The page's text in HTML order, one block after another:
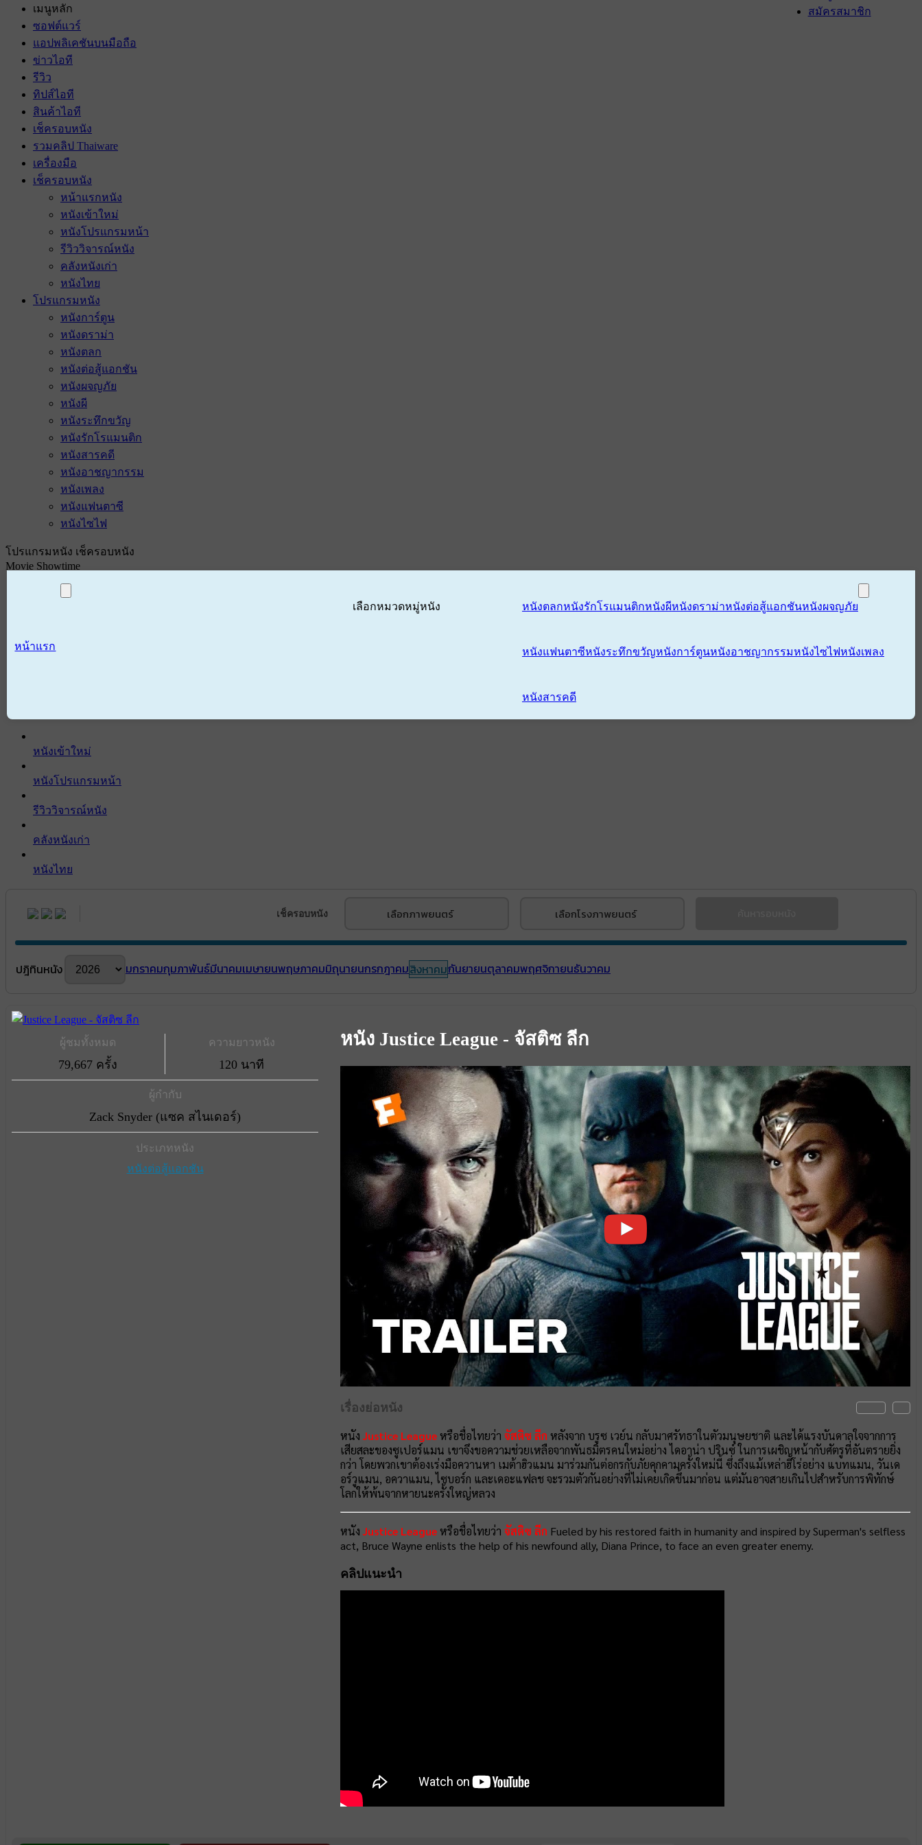
สมัครสมาชิก
เมนูหลัก
ซอฟต์แวร์
แอปพลิเคชันบนมือถือ
ข่าวไอที
รีวิว
ทิปส์ไอที
สินค้าไอที
เช็ครอบหนัง
รวมคลิป Thaiware
เครื่องมือ
เช็ครอบหนัง
หน้าแรกหนัง
หนังเข้าใหม่
หนังโปรแกรมหน้า
รีวิววิจารณ์หนัง
คลังหนังเก่า
หนังไทย
โปรแกรมหนัง
หนังการ์ตูน
หนังดราม่า
หนังตลก
หนังต่อสู้แอกชัน
หนังผจญภัย
หนังผี
หนังระทึกขวัญ
หนังรักโรแมนติก
หนังสารคดี
หนังอาชญากรรม
หนังเพลง
หนังแฟนตาซี
หนังไซไฟ
โปรแกรมหนัง เช็ครอบหนัง
Movie Showtime
หน้าแรก
เลือกหมวดหมู่หนัง หนังตลกหนังรักโรแมนติกหนังผีหนังดราม่าหนังต่อสู้แอกชันหนังผจญภัย
หนังแฟนตาซีหนังระทึกขวัญหนังการ์ตูนหนังอาชญากรรมหนังไซไฟหนังเพลง
หนังสารคดี
หนังเข้าใหม่
หนังโปรแกรมหน้า
รีวิววิจารณ์หนัง
คลังหนังเก่า
หนังไทย
เช็ครอบหนัง เลือกภาพยนตร์ เลือกโรงภาพยนตร์
ปฎิทินหนัง มกราคมกุมภาพันธ์มีนาคมเมษายนพฤษภาคมมิถุนายนกรกฎาคมสิงหาคมกันยายนตุลาคมพฤศจิกายนธันวาคม
ผู้ชมทั้งหมด
79,667 ครั้ง
ความยาวหนัง
120 นาที
ผู้กำกับ
Zack Snyder (แซค สไนเดอร์)
ประเภทหนัง
หนังต่อสู้แอกชัน
หนัง Justice League - จัสติซ ลีก
เรื่องย่อหนัง
หนังJustice League หรือชื่อไทยว่าจัสติซ ลีก หลังจาก บรูซ เวย์น กลับมาศรัทธาในตัวมนุษยชาติ และได้แรงบันดาลใจจากการ
เสียสละของซูเปอร์แมน เขาจึงขอความช่วยเหลือจากพันธมิตรคนใหม่อย่าง ไดอาน่า ปรินซ์ ในการเผชิญหน้ากับศัตรูที่อันตรายยิ่ง
กว่า โดยพวกเขาต้องเร่งมือควานหา เมต้าฮิวแมน มาร่วมกันต่อกรกับภัยคุกคามครั้งใหม่นี้ ซึ่งถึงแม้เหล่าฮีโร่อย่าง แบทแมน, วันเด
อร์วูแมน, อควาแมน, ไซบอร์ก และเดอะแฟลช จะรวมตัวกันอย่างที่ไม่เคยเกิดขึ้นมาก่อน แต่มันอาจสายเกินไปสำหรับการพิทักษ์
โลกให้พ้นจากหายนะครั้งใหญ่หลวง
หนังJustice League หรือชื่อไทยว่าจัสติซ ลีก Fueled by his restored faith in humanity and inspired by Superman's selfless
act, Bruce Wayne enlists the help of his newfound ally, Diana Prince, to face an even greater enemy.
คลิปแนะนำ